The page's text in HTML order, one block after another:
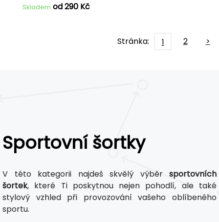
Skladem od 290 Kč
Stránka: 1 2 >
Sportovní šortky
V této kategorii najdeš skvělý výběr sportovních
šortek, které Ti poskytnou nejen pohodlí, ale také
stylový vzhled při provozování vašeho oblíbeného
sportu.